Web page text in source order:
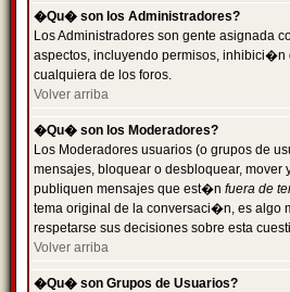
�Qu� son los Administradores?
Los Administradores son gente asignada
aspectos, incluyendo permisos,
cualquiera de los foros.
Volver arriba
�Qu� son los Moderadores?
Los Moderadores usuarios (o grupos de
mensajes, bloquear o desbloquear,
publiquen mensajes que est�n fuera de
tema original de la conversaci�n, es algo
respetarse sus decisiones sobre esta
Volver arriba
�Qu� son Grupos de Usuarios?